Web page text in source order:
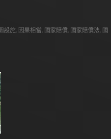
設施, 因果相當, 國家賠償, 國家賠償法, 國